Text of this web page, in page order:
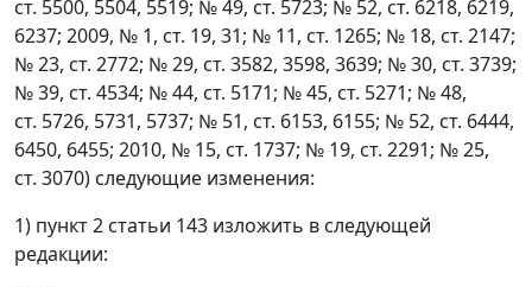
ст. 5500, 5504, 5519; № 49, ст. 5723; № 52, ст. 6218, 6219,
6237; 2009, № 1, ст. 19, 31; № 11, ст. 1265; № 18, ст. 2147;
№ 23, ст. 2772; № 29, ст. 3582, 3598, 3639; № 30, ст. 3739;
№ 39, ст. 4534; № 44, ст. 5171; № 45, ст. 5271; № 48,
ст. 5726, 5731, 5737; № 51, ст. 6153, 6155; № 52, ст. 6444,
6450, 6455; 2010, № 15, ст. 1737; № 19, ст. 2291; № 25,
ст. 3070) следующие изменения:
1) пункт 2 статьи 143 изложить в следующей
редакции: